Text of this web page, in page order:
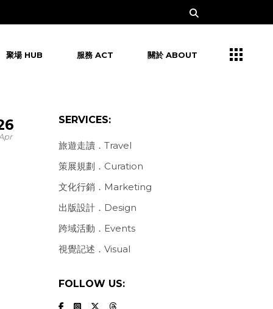
聚場 HUB 服務 ACT 關於 ABOUT
SERVICES:
旅遊走讀．Travel
策展規劃．Curation
文化行銷．Marketing
出版設計．Design
跨域活動．Events
視覺記述．Visual
FOLLOW US: